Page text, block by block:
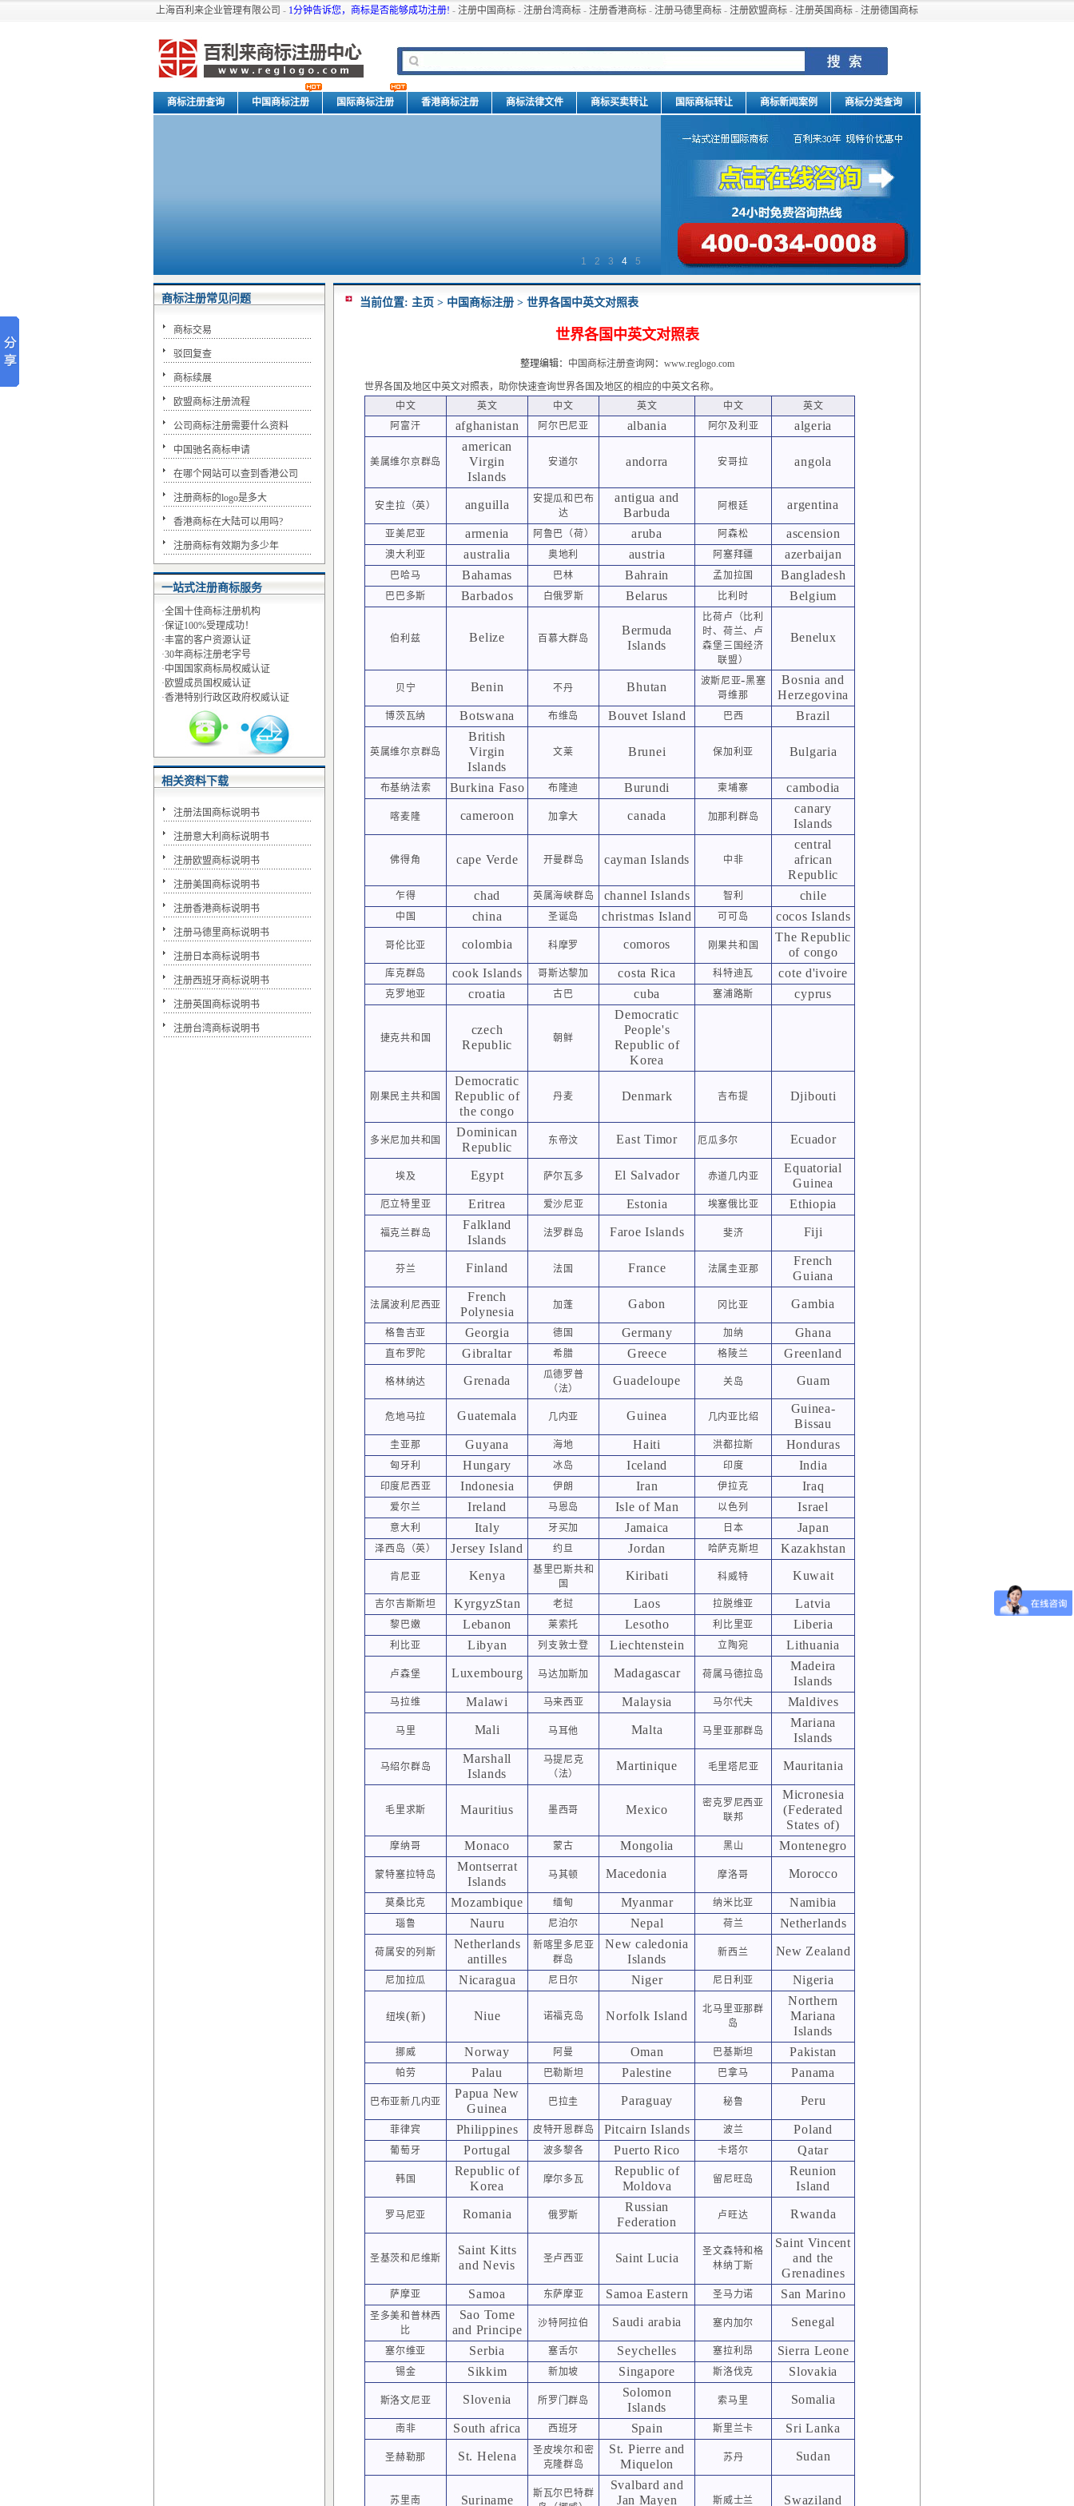
上海百利来企业管理有限公司 - 1分钟告诉您，商标是否能够成功注册! - 注册中国商标 - 注册台湾商标 - 注册香港商标 - 注册马德里商标 - 注册欧盟商标 - 注册英国商标 - 注册德国商标
商标注册查询 中国商标注册 国际商标注册 香港商标注册 商标法律文件 商标买卖转让 国际商标转让 商标新闻案例
商标分类查询
1 2 3 4 5
当前位置: 主页 > 中国商标注册 > 世界各国中英文对照表
世界各国中英文对照表
整理编辑： 中国商标注册查询网 ： www.reglogo.com
世界各国及地区中英文对照表，助你快速查询世界各国及地区的相应的中英文名称。
中文
英文 中文 英文 中文
英文
阿富汗
afghanistan 阿尔巴尼亚 albania 阿尔及利亚 algeria
美属维尔京群岛
american
Virgin
Islands
安道尔 andorra 安哥拉 angola
安圭拉 （英） anguilla
安提瓜和巴布
达
antigua and
Barbuda
阿根廷 argentina
亚美尼亚 armenia 阿鲁巴（荷） aruba 阿森松 ascension
澳大利亚 australia 奥地利 austria 阿塞拜疆 azerbaijan
巴哈马 Bahamas 巴林 Bahrain 孟加拉国 Bangladesh
巴巴多斯 Barbados 白俄罗斯 Belarus 比利时 Belgium
伯利兹 Belize 百慕大群岛
Bermuda
Islands
比荷卢（比利
时、荷兰、卢
森堡三国经济
联盟）
Benelux
贝宁 Benin 不丹 Bhutan 波斯尼亚-黑塞
哥维那
Bosnia and
Herzegovina
博茨瓦纳 Botswana 布维岛 Bouvet Island 巴西 Brazil
英属维尔京群岛
British
Virgin
Islands
文莱 Brunei 保加利亚 Bulgaria
布基纳法索 Burkina Faso 布隆迪 Burundi 柬埔寨 cambodia
喀麦隆 cameroon 加拿大 canada 加那利群岛
canary
Islands
佛得角 cape Verde 开曼群岛 cayman Islands 中非
central
african
Republic
乍得 chad 英属海峡群岛 channel Islands 智利 chile
中国 china 圣诞岛 christmas Island 可可岛 cocos Islands
哥伦比亚 colombia 科摩罗 comoros 刚果共和国
The Republic
of congo
库克群岛 cook Islands 哥斯达黎加 costa Rica 科特迪瓦 cote d'ivoire
克罗地亚 croatia 古巴 cuba 塞浦路斯 cyprus
捷克共和国
czech
Republic
朝鲜
Democratic
People's
Republic of
Korea
刚果民主共和国
Democratic
Republic of
the congo
丹麦 Denmark 吉布提 Djibouti
多米尼加共和国
Dominican
Republic
东帝汶 East Timor 厄瓜多尔 Ecuador
埃及 Egypt 萨尔瓦多 El Salvador 赤道几内亚
Equatorial
Guinea
厄立特里亚 Eritrea 爱沙尼亚 Estonia 埃塞俄比亚 Ethiopia
福克兰群岛
Falkland
Islands
法罗群岛 Faroe Islands 斐济 Fiji
芬兰 Finland 法国 France 法属圭亚那
French
Guiana
法属波利尼西亚
French
Polynesia
加蓬 Gabon 冈比亚 Gambia
格鲁吉亚 Georgia 德国 Germany 加纳 Ghana
直布罗陀 Gibraltar 希腊 Greece 格陵兰 Greenland
格林纳达 Grenada
瓜德罗普
（法）
Guadeloupe 关岛 Guam
危地马拉 Guatemala 几内亚 Guinea 几内亚比绍
Guinea-
Bissau
圭亚那 Guyana 海地 Haiti 洪都拉斯 Honduras
匈牙利 Hungary 冰岛 Iceland 印度 India
印度尼西亚 Indonesia 伊朗 Iran 伊拉克 Iraq
爱尔兰 Ireland 马恩岛 Isle of Man 以色列 Israel
意大利 Italy 牙买加 Jamaica 日本 Japan
泽西岛（英） Jersey Island 约旦 Jordan 哈萨克斯坦 Kazakhstan
肯尼亚 Kenya
基里巴斯共和
国
Kiribati 科威特 Kuwait
吉尔吉斯斯坦 KyrgyzStan 老挝 Laos 拉脱维亚 Latvia
黎巴嫩 Lebanon 莱索托 Lesotho 利比里亚 Liberia
利比亚 Libyan 列支敦士登 Liechtenstein 立陶宛 Lithuania
卢森堡 Luxembourg 马达加斯加 Madagascar 荷属马德拉岛
Madeira
Islands
马拉维 Malawi 马来西亚 Malaysia 马尔代夫 Maldives
马里 Mali 马耳他 Malta 马里亚那群岛
Mariana
Islands
马绍尔群岛
Marshall
Islands
马提尼克
（法）
Martinique 毛里塔尼亚 Mauritania
毛里求斯 Mauritius 墨西哥 Mexico
密克罗尼西亚
联邦
Micronesia
(Federated
States of)
摩纳哥 Monaco 蒙古 Mongolia 黑山 Montenegro
蒙特塞拉特岛
Montserrat
Islands
马其顿 Macedonia 摩洛哥 Morocco
莫桑比克 Mozambique 缅甸 Myanmar 纳米比亚 Namibia
瑙鲁 Nauru 尼泊尔 Nepal 荷兰 Netherlands
荷属安的列斯
Netherlands
antilles
新喀里多尼亚
群岛
New caledonia
Islands
新西兰 New Zealand
尼加拉瓜 Nicaragua 尼日尔 Niger 尼日利亚 Nigeria
纽埃(新) Niue 诺福克岛 Norfolk Island
北马里亚那群
岛
Northern
Mariana
Islands
挪威 Norway 阿曼 Oman 巴基斯坦 Pakistan
帕劳 Palau 巴勒斯坦 Palestine 巴拿马 Panama
巴布亚新几内亚
Papua New
Guinea
巴拉圭 Paraguay 秘鲁 Peru
菲律宾 Philippines 皮特开恩群岛 Pitcairn Islands 波兰 Poland
葡萄牙 Portugal 波多黎各 Puerto Rico 卡塔尔 Qatar
韩国
Republic of
Korea
摩尔多瓦
Republic of
Moldova
留尼旺岛
Reunion
Island
罗马尼亚 Romania 俄罗斯
Russian
Federation
卢旺达 Rwanda
圣基茨和尼维斯
Saint Kitts
and Nevis
圣卢西亚 Saint Lucia
圣文森特和格
林纳丁斯
Saint Vincent
and the
Grenadines
萨摩亚 Samoa 东萨摩亚 Samoa Eastern 圣马力诺 San Marino
圣多美和普林西
比
Sao Tome
and Principe
沙特阿拉伯 Saudi arabia 塞内加尔 Senegal
塞尔维亚 Serbia 塞舌尔 Seychelles 塞拉利昂 Sierra Leone
锡金 Sikkim 新加坡 Singapore 斯洛伐克 Slovakia
斯洛文尼亚 Slovenia 所罗门群岛
Solomon
Islands
索马里 Somalia
南非 South africa 西班牙 Spain 斯里兰卡 Sri Lanka
圣赫勒那 St. Helena
圣皮埃尔和密
克隆群岛
St. Pierre and
Miquelon
苏丹 Sudan
苏里南 Suriname
斯瓦尔巴特群
Svalbard and
Jan Mayen
斯威士兰 Swaziland
商标注册常见问题
商标交易
驳回复查
商标续展
欧盟商标注册流程
公司商标注册需要什么资料
中国驰名商标申请
在哪个网站可以查到香港公司
注册商标的logo是多大
香港商标在大陆可以用吗?
注册商标有效期为多少年
一站式注册商标服务
·全国十佳商标注册机构
·保证100%受理成功！
·丰富的客户资源认证
·30年商标注册老字号
·中国国家商标局权威认证
·欧盟成员国权威认证
·香港特别行政区政府权威认证
相关资料下载
注册法国商标说明书
注册意大利商标说明书
注册欧盟商标说明书
注册美国商标说明书
注册香港商标说明书
注册马德里商标说明书
注册日本商标说明书
注册西班牙商标说明书
注册英国商标说明书
注册台湾商标说明书